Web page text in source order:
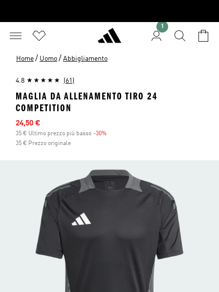
1
Home / Uomo / Abbigliamento
4.8 (61)
MAGLIA DA ALLENAMENTO TIRO 24
COMPETITION
Prezzo scontato
24,50 €
35 € Ultimo prezzo più basso -30%
35 € Prezzo originale